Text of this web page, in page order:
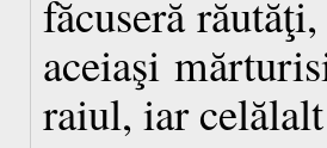
făcuseră
aceiaşi
raiul, iar